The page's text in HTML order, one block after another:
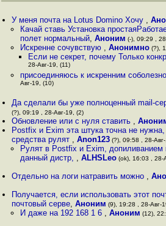
У меня почта на Lotus Domino Хочу ,
Качай ставь Установка
полет нормальный, Аноним (-), 09:29 ,
Искренне сочувствую , Анонимно(?),
Если не секрет, почему Только
28-Авг-19, (11)
присоединяюсь к искренним
Авг-19, (10)
Да сделали бы уже полноценный mail-
(?), 09:19 , 28-Авг-19, (2)
Обновление или с нуля ставить ,
Postfix и Exim эта штука точна не
средства рулят ,Anon123 (?), 09:58 , 28-
Рулят в Postfix и Exim, допиливанием
данный дистр, , ALHSLeo(ok), 16:03 , 28-
Отдельно на логи натравить можно ,
Получается, если использовать этот
почтовый серве,Аноним (9), 19:28 , 28-Авг-
И даже на 192 168 1 6 , Аноним (12),